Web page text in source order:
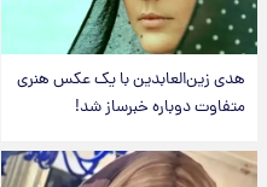
هدی زین‌العابدین با یک عکس هنری
متفاوت دوباره خبرساز شد!